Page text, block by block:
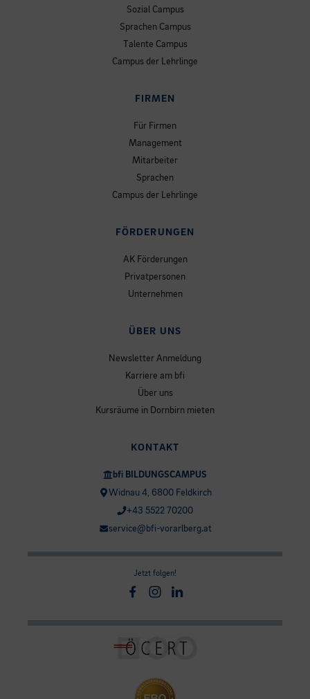
Sozial Campus
Sprachen Campus
Talente Campus
Campus der Lehrlinge
FIRMEN
Für Firmen
Management
Mitarbeiter
Sprachen
Campus der Lehrlinge
FÖRDERUNGEN
AK Förderungen
Privatpersonen
Unternehmen
ÜBER UNS
Newsletter Anmeldung
Karriere am bfi
Über uns
Kursräume in Dornbirn mieten
KONTAKT
bfi BILDUNGSCAMPUS
Widnau 4, 6800 Feldkirch
+43 5522 70200
service@bfi-vorarlberg.at
Jetzt folgen!
Facebook
Instagram
Linkedin